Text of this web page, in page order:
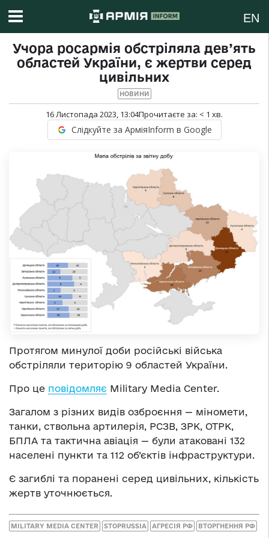
EN
Учора росармія обстріляла дев’ять
областей України, є жертви серед
цивільних
НОВИНИ
16 Листопада 2023, 13:04Прочитаєте за: < 1 хв.
Слідкуйте за АрміяInform в Google
Протягом минулої доби російські війська
обстріляли територію 9 областей України.
Про це повідомляє Military Media Center.
Загалом з різних видів озброєння — міномети,
танки, ствольна артилерія, РСЗВ, ЗРК, ОТРК,
БПЛА та тактична авіація — були атаковані 132
населені пункти та 112 об’єктів інфраструктури.
Є загиблі та поранені серед цивільних, кількість
жертв уточнюється.
MILITARY MEDIA CENTER STOPRUSSIA АГРЕСІЯ РФ ВТОРГНЕННЯ РФ